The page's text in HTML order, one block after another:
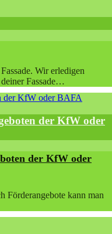
Wir erledigen
Fassade…
der KfW oder
der KfW oder
Förderangebote kann man